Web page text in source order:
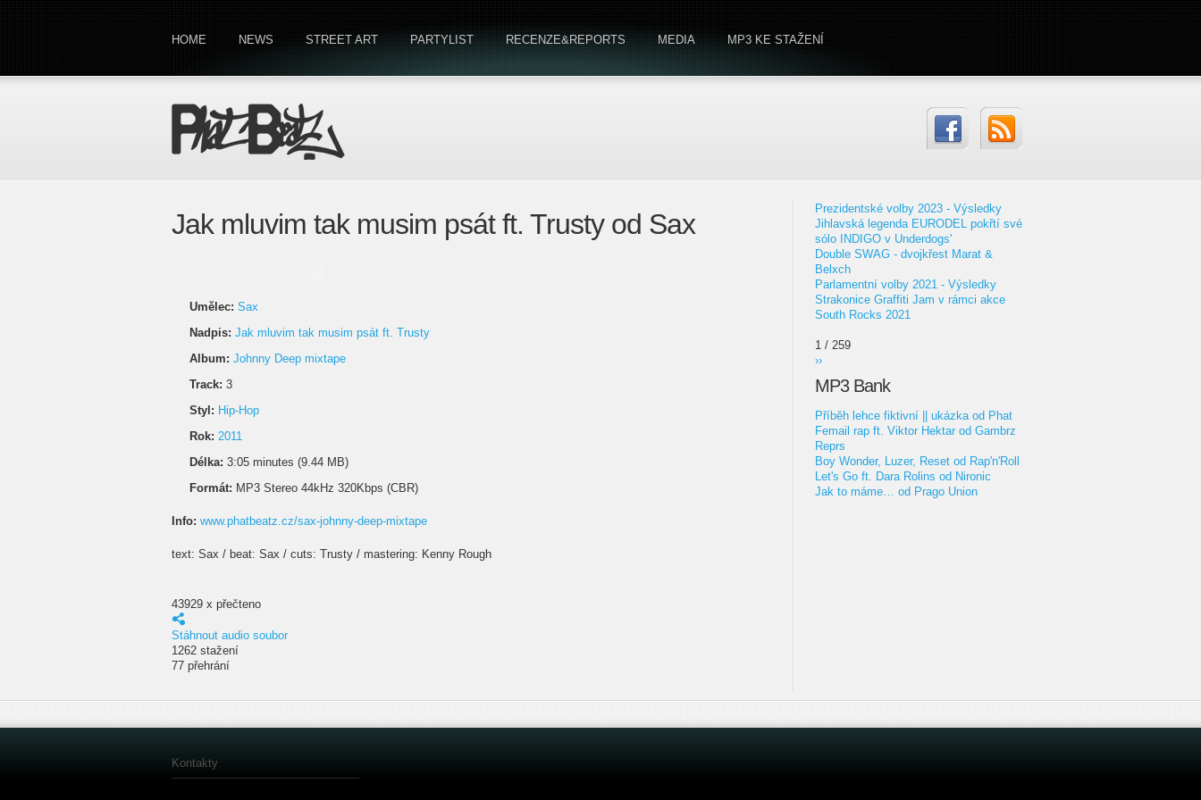
HOME NEWS STREET ART PARTYLIST RECENZE&REPORTS MEDIA MP3 KE STAŽENÍ
Jak mluvim tak musim psát ft. Trusty od Sax
Umělec: Sax
Nadpis: Jak mluvim tak musim psát ft. Trusty
Album: Johnny Deep mixtape
Track: 3
Styl: Hip-Hop
Rok: 2011
Délka: 3:05 minutes (9.44 MB)
Formát: MP3 Stereo 44kHz 320Kbps (CBR)
Info: www.phatbeatz.cz/sax-johnny-deep-mixtape
text: Sax / beat: Sax / cuts: Trusty / mastering: Kenny Rough
43929 x přečteno
Stáhnout audio soubor
1262 stažení
77 přehrání
Prezidentské volby 2023 - Výsledky
Jihlavská legenda EURODEL pokřtí své
sólo INDIGO v Underdogs'
Double SWAG - dvojkřest Marat &
Belxch
Parlamentní volby 2021 - Výsledky
Strakonice Graffiti Jam v rámci akce
South Rocks 2021
1 / 259
››
MP3 Bank
Příběh lehce fiktivní || ukázka od Phat
Femail rap ft. Viktor Hektar od Gambrz
Reprs
Boy Wonder, Luzer, Reset od Rap'n'Roll
Let's Go ft. Dara Rolins od Nironic
Jak to máme… od Prago Union
Kontakty